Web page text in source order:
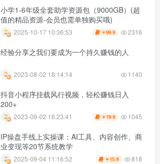
小学1-6年级全套助学资源包（9000GB）(超
值的精品资源-会员也需单独购买哦)
2025-10-17 10:36:53 ￥99.9 2316
经验分享之我们要成为一个持久赚钱的人
2023-08-02 18:14:14 1140
抖音小程序挂载风行视频，轻松赚钱日入
200+
2023-09-02 16:23:41 ￥ 19.9 1045
IP操盘手线上实操课：AI工具、内容创作、商
业变现等20节系统教学
2025-09-04 11:16:52 ￥ 15.9 818